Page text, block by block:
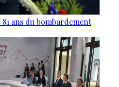
ans du bombardement